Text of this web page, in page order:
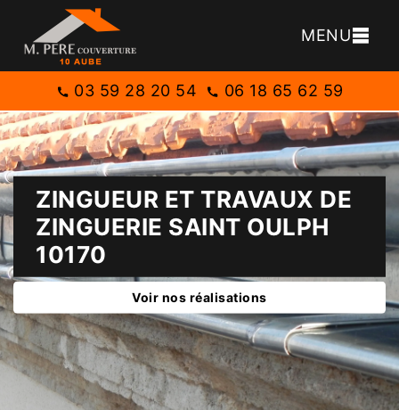
MENU
03 59 28 20 54 06 18 65 62 59
ZINGUEUR ET TRAVAUX DE
ZINGUERIE SAINT OULPH
10170
Voir nos réalisations